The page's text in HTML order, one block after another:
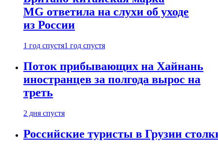
MG ответила на слухи об уходе
из России
1 год спустя1 год спустя
Поток прибывающих на Хайнань
иностранцев за полгода вырос на
треть
2 дня спустя
Российские туристы в Грузии